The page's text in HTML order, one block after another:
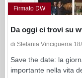
Firmato DW
Da oggi ci trovi su
di Stefania Vinciguerra
Save the date: la
importante nella vita